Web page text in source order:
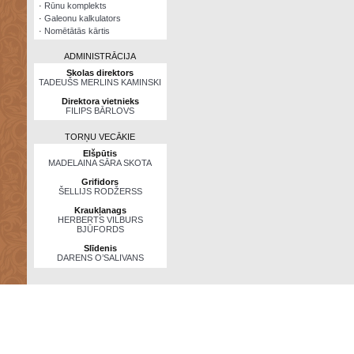
· Rūnu komplekts
· Galeonu kalkulators
· Nomētātās kārtis
ADMINISTRĀCIJA
Skolas direktors
TADEUŠS MERLINS KAMINSKI
Direktora vietnieks
FILIPS BĀRLOVS
TORŅU VECĀKIE
Elšpūtis
MADELAINA SĀRA SKOTA
Grifidors
ŠELLIJS RODŽERSS
Kraukļanags
HERBERTS VILBURS
BJŪFORDS
Slīdenis
DARENS O’SALIVANS